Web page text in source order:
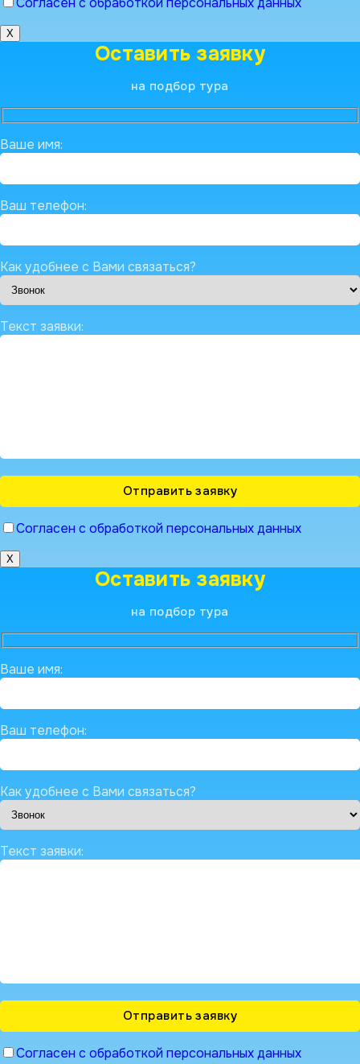
X
Оставить заявку
на подбор тура
Ваше имя:
Ваш телефон:
Как удобнее с Вами связаться?
Текст заявки:
Согласен с обработкой персональных данных
X
Оставить заявку
на подбор тура
Ваше имя:
Ваш телефон:
Как удобнее с Вами связаться?
Текст заявки:
Согласен с обработкой персональных данных